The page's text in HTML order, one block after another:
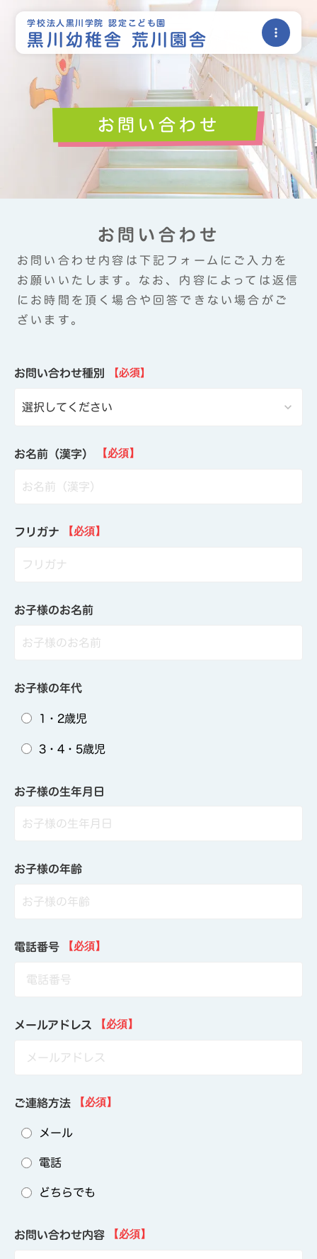
学校法人黒川学院 認定こども園
黒川幼稚舎 荒川園舎 more_vert
お問い合わせ
お問い合わせ
お問い合わせ内容は下記フォームにご入力を
お願いいたします。なお、内容によっては返信
にお時間を頂く場合や回答できない場合がご
ざいます。
お問い合わせ種別 【必須】
keyboard_arrow_down
お名前（漢字） 【必須】
フリガナ 【必須】
お子様のお名前
お子様の年代
1・2歳児
3・4・5歳児
お子様の生年月日
お子様の年齢
電話番号 【必須】
メールアドレス 【必須】
ご連絡方法 【必須】
メール
電話
どちらでも
お問い合わせ内容 【必須】